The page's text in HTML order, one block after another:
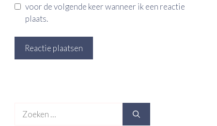
voor de volgende keer wanneer ik een reactie
plaats.
naar: